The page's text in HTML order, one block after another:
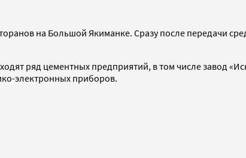
на Большой Якиманке. Сразу после передачи
ряд цементных предприятий, в том числе завод
электронных приборов.